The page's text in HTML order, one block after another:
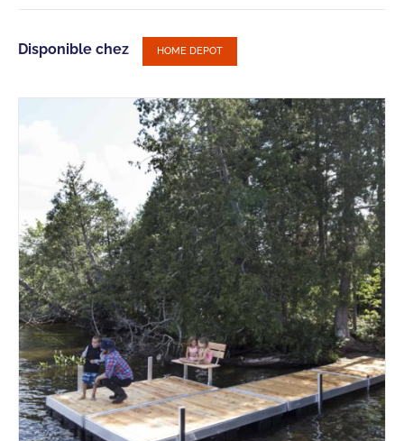
Disponible chez HOME DEPOT